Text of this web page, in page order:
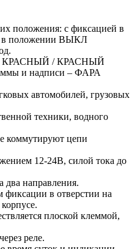
положения: с фиксацией в
в положении ВЫКЛ
– КРАСНЫЙ / КРАСНЫЙ
и надписи – ФАРА
автомобилей, грузовых
техники, водного
коммутируют цепи
12-24В, силой тока до
два направления.
фиксации в отверстии на
плоской клеммой,
реле.